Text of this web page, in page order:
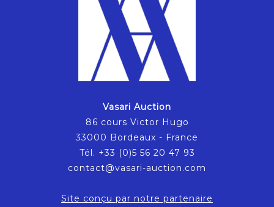
Vasari Auction
86 cours Victor Hugo
33000 Bordeaux - France
Tél. +33 (0)5 56 20 47 93
contact@vasari-auction.com
Site conçu par notre partenaire